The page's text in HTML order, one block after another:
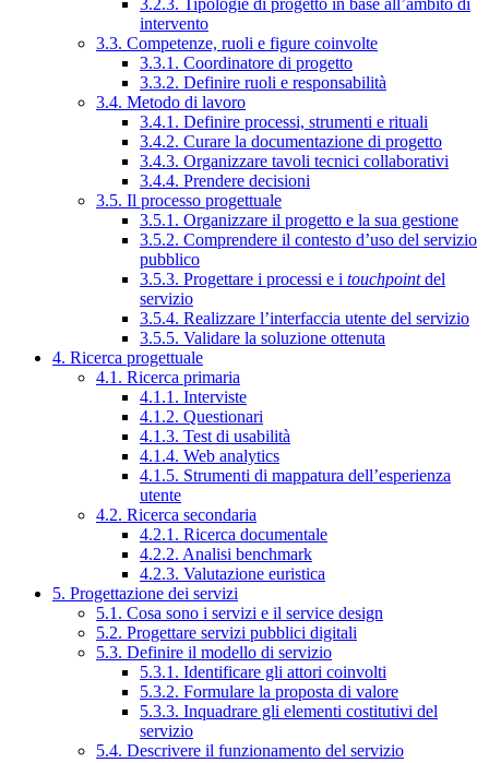
3.2.3. Tipologie di progetto in base all’ambito di
intervento
3.3. Competenze, ruoli e figure coinvolte
3.3.1. Coordinatore di progetto
3.3.2. Definire ruoli e responsabilità
3.4. Metodo di lavoro
3.4.1. Definire processi, strumenti e rituali
3.4.2. Curare la documentazione di progetto
3.4.3. Organizzare tavoli tecnici collaborativi
3.4.4. Prendere decisioni
3.5. Il processo progettuale
3.5.1. Organizzare il progetto e la sua gestione
3.5.2. Comprendere il contesto d’uso del servizio
pubblico
3.5.3. Progettare i processi e i touchpointdel
servizio
3.5.4. Realizzare l’interfaccia utente del servizio
3.5.5. Validare la soluzione ottenuta
4. Ricerca progettuale
4.1. Ricerca primaria
4.1.1. Interviste
4.1.2. Questionari
4.1.3. Test di usabilità
4.1.4. Web analytics
4.1.5. Strumenti di mappatura dell’esperienza
utente
4.2. Ricerca secondaria
4.2.1. Ricerca documentale
4.2.2. Analisi benchmark
4.2.3. Valutazione euristica
5. Progettazione dei servizi
5.1. Cosa sono i servizi e il service design
5.2. Progettare servizi pubblici digitali
5.3. Definire il modello di servizio
5.3.1. Identificare gli attori coinvolti
5.3.2. Formulare la proposta di valore
5.3.3. Inquadrare gli elementi costitutivi del
servizio
5.4. Descrivere il funzionamento del servizio